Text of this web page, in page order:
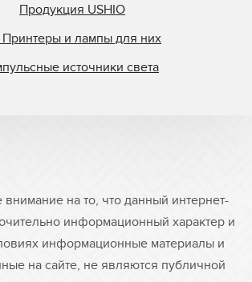
Продукция USHIO
Принтеры и лампы для них
источники света
на то, что данный интернет-
информационный характер и
информационные материалы и
на сайте, не являются публичной